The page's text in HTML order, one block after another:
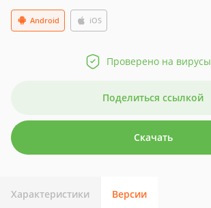
Android iOS
Проверено на вирусы
Поделиться ссылкой
Скачать
Характеристики Версии